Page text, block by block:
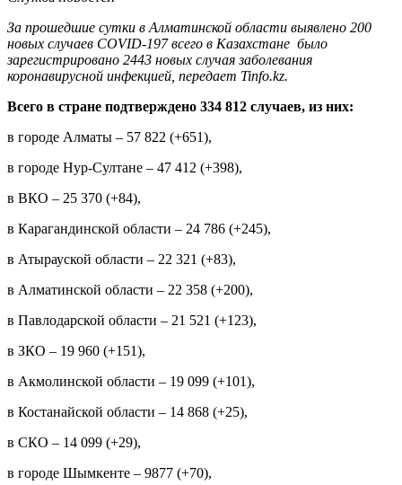
За прошедшие сутки в Алматинской области выявлено 200
новых случаев COVID-197 всего в Казахстане было
зарегистрировано 2443 новых случая заболевания
коронавирусной инфекцией, передает Tinfo.kz.
Всего в стране подтверждено 334 812 случаев, из них:
в городе Алматы – 57 822 (+651),
в городе Нур-Султане – 47 412 (+398),
в ВКО – 25 370 (+84),
в Карагандинской области – 24 786 (+245),
в Атырауской области – 22 321 (+83),
в Алматинской области – 22 358 (+200),
в Павлодарской области – 21 521 (+123),
в ЗКО – 19 960 (+151),
в Акмолинской области – 19 099 (+101),
в Костанайской области – 14 868 (+25),
в СКО – 14 099 (+29),
в городе Шымкенте – 9877 (+70),